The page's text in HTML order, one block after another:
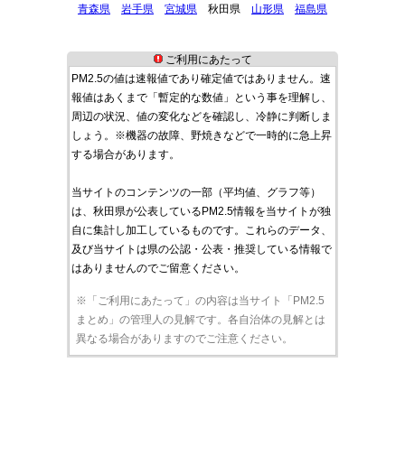
青森県
岩手県 宮城県 秋田県 山形県 福島県
ご利用にあたって
PM2.5の値は速報値であり確定値ではありません。速
報値はあくまで「暫定的な数値」という事を理解し、
周辺の状況、値の変化などを確認し、冷静に判断しま
しょう。※機器の故障、野焼きなどで一時的に急上昇
する場合があります。
当サイトのコンテンツの一部（平均値、グラフ等）
は、秋田県が公表しているPM2.5情報を当サイトが独
自に集計し加工しているものです。これらのデータ、
及び当サイトは県の公認・公表・推奨している情報で
はありませんのでご留意ください。
※「ご利用にあたって」の内容は当サイト「PM2.5
まとめ」の管理人の見解です。各自治体の見解とは
異なる場合がありますのでご注意ください。